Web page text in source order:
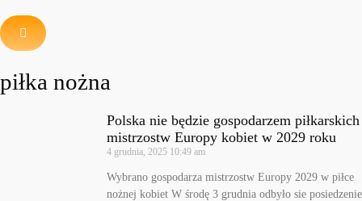
piłka nożna
Polska nie będzie gospodarzem piłkarskich
mistrzostw Europy kobiet w 2029 roku
4 grudnia, 2025 10:49 am
Wybrano gospodarza mistrzostw Europy 2029 w piłce
nożnej kobiet W środę 3 grudnia odbyło sie posiedzenie